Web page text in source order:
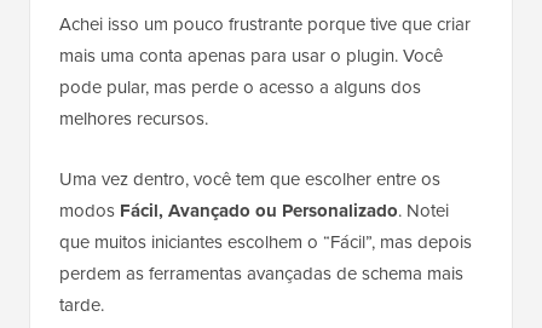
Achei isso um pouco frustrante porque tive que criar
mais uma conta apenas para usar o plugin. Você
pode pular, mas perde o acesso a alguns dos
melhores recursos.
Uma vez dentro, você tem que escolher entre os
modos Fácil, Avançado ou Personalizado. Notei
que muitos iniciantes escolhem o “Fácil”, mas depois
perdem as ferramentas avançadas de schema mais
tarde.